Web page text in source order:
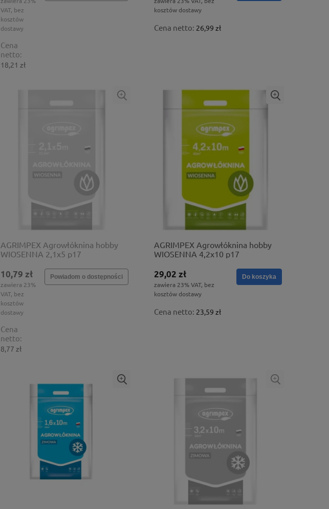
VAT, bez
kosztów
dostawy
Cena
netto:
18,21 zł
kosztów dostawy
Cena netto: 26,99 zł
AGRIMPEX Agrowłóknina hobby
WIOSENNA 2,1x5 p17
10,79 zł
zawiera 23%
VAT, bez
kosztów
dostawy
Cena
netto:
8,77 zł
Powiadom o dostępności
AGRIMPEX Agrowłóknina hobby
WIOSENNA 4,2x10 p17
29,02 zł
zawiera 23% VAT, bez
kosztów dostawy
Cena netto: 23,59 zł
Do koszyka